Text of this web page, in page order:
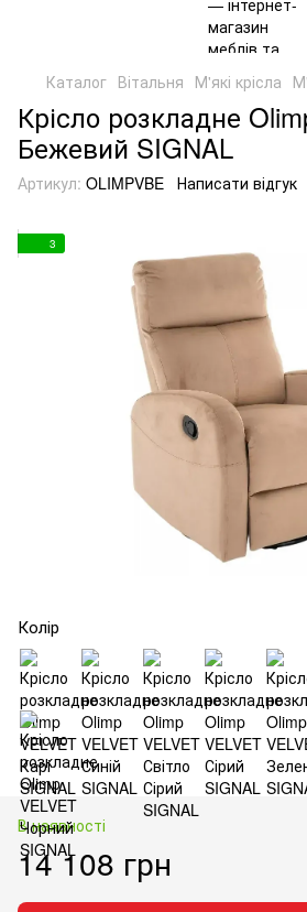
Каталог Вітальня М'які крісла
Крісло розкладне
Бежевий SIGNAL
Артикул: OLIMPVBE Написати відгук
3
Колір
В наявності
14 108 грн